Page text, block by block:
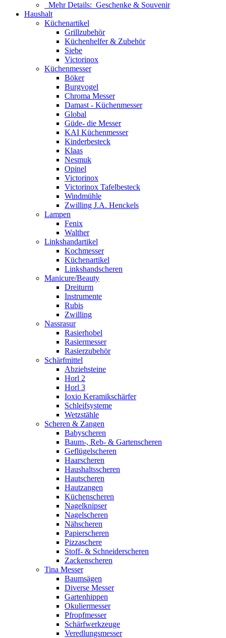
Mehr Details: Geschenke & Souvenir
Haushalt
Küchenartikel
Grillzubehör
Küchenhelfer & Zubehör
Siebe
Victorinox
Küchenmesser
Böker
Burgvogel
Chroma Messer
Damast - Küchenmesser
Global
Güde- die Messer
KAI Küchenmesser
Kinderbesteck
Klaas
Nesmuk
Opinel
Victorinox
Victorinox Tafelbesteck
Windmühle
Zwilling J.A. Henckels
Lampen
Fenix
Walther
Linkshandartikel
Kochmesser
Küchenartikel
Linkshandscheren
Manicure/Beauty
Dreiturm
Instrumente
Rubis
Zwilling
Nassrasur
Rasierhobel
Rasiermesser
Rasierzubehör
Schärfmittel
Abziehsteine
Horl 2
Horl 3
Ioxio Keramikschärfer
Schleifsysteme
Wetzstähle
Scheren & Zangen
Babyscheren
Baum-, Reb- & Gartenscheren
Geflügelscheren
Haarscheren
Haushaltsscheren
Hautscheren
Hautzangen
Küchenscheren
Nagelknipser
Nagelscheren
Nähscheren
Papierscheren
Pizzaschere
Stoff- & Schneiderscheren
Zackenscheren
Tina Messer
Baumsägen
Diverse Messer
Gartenhippen
Okuliermesser
Pfropfmesser
Schärfwerkzeuge
Veredlungsmesser